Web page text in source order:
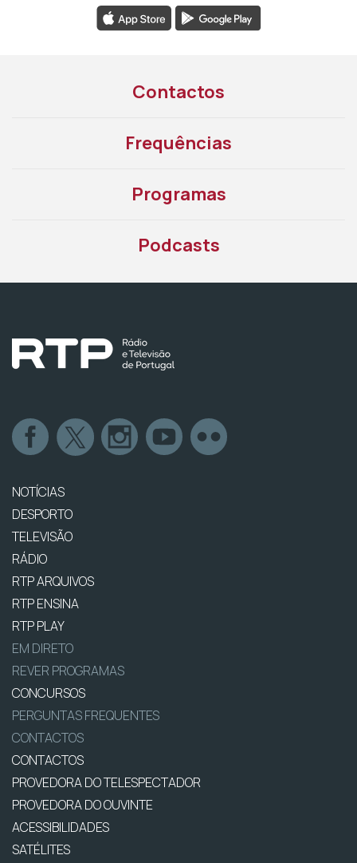
Contactos
Frequências
Programas
Podcasts
NOTÍCIAS
DESPORTO
TELEVISÃO
RÁDIO
RTP ARQUIVOS
RTP ENSINA
RTP PLAY
EM DIRETO
REVER PROGRAMAS
CONCURSOS
PERGUNTAS FREQUENTES
CONTACTOS
CONTACTOS
PROVEDORA DO TELESPECTADOR
PROVEDORA DO OUVINTE
ACESSIBILIDADES
SATÉLITES